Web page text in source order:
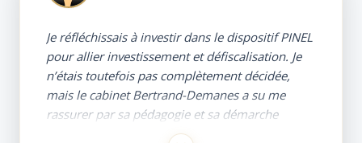
via ce cabinet.
Je réfléchissais à investir dans le dispositif PINEL
pour allier investissement et défiscalisation. Je
n’étais toutefois pas complètement décidée,
mais le cabinet Bertrand-Demanes a su me
rassurer par sa pédagogie et sa démarche
professionnelle, bien éloignées des premiers